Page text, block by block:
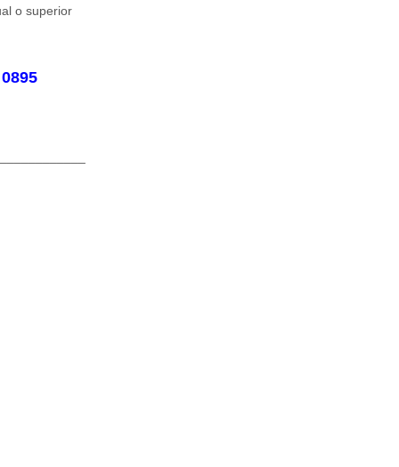
o superior